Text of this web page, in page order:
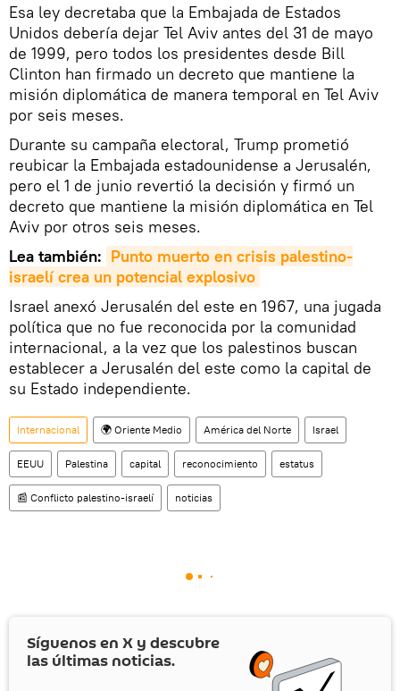
Esa ley decretaba que la Embajada de Estados
Unidos debería dejar Tel Aviv antes del 31 de mayo
de 1999, pero todos los presidentes desde Bill
Clinton han firmado un decreto que mantiene la
misión diplomática de manera temporal en Tel Aviv
por seis meses.
Durante su campaña electoral, Trump prometió
reubicar la Embajada estadounidense a Jerusalén,
pero el 1 de junio revertió la decisión y firmó un
decreto que mantiene la misión diplomática en Tel
Aviv por otros seis meses.
Lea también: Punto muerto en crisis palestino-
israelí crea un potencial explosivo
Israel anexó Jerusalén del este en 1967, una jugada
política que no fue reconocida por la comunidad
internacional, a la vez que los palestinos buscan
establecer a Jerusalén del este como la capital de
su Estado independiente.
Internacional 🌍 Oriente Medio América del Norte Israel
EEUU Palestina capital reconocimiento estatus
📰 Conflicto palestino-israelí noticias
Síguenos en X y descubre
las últimas noticias.